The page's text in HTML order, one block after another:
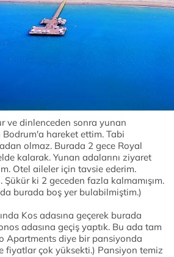
ve dinlenceden sonra yunan
hareket ettim. Tabi
olmaz. Burada 2 gece Royal
kalarak. Yunan adalarını ziyaret
Otel aileler için tavsie ederim.
Şükür ki 2 geceden fazla kalmamışım.
burada boş yer bulabilmiştim.)
Kos adasına geçerek burada
adasına geçiş yaptık. Bu ada tam
Apartments diye bir pansiyonda
fiyatlar çok yüksekti.) Pansiyon temiz